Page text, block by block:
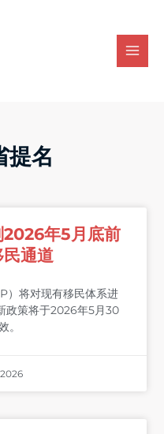
提名
2026年5月底前
通道
）将对现有移民体系进
政策将于2026年5月30
。